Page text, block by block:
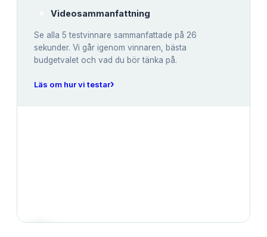
Videosammanfattning
Se alla 5 testvinnare sammanfattade på 26
sekunder. Vi går igenom vinnaren, bästa
budgetvalet och vad du bör tänka på.
Läs om hur vi testar›